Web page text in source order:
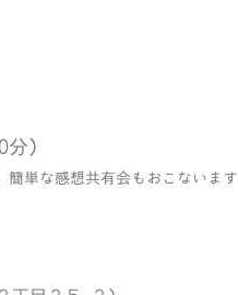
）
単な感想共有会もおこないます